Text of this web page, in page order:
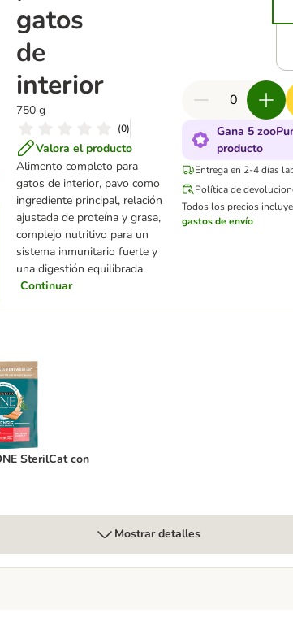
gatos
de
interior
750 g
(0)
Valora el producto
Alimento completo para
gatos de interior, pavo como
ingrediente principal, relación
ajustada de proteína y grasa,
complejo nutritivo para un
sistema inmunitario fuerte y
una digestión equilibrada
Continuar
Gana 5
producto
Entrega en 2-4 días
Política de
Todos los precios
gastos de envío
SterilCat con salmón
SterilCat con
Mostrar detalles